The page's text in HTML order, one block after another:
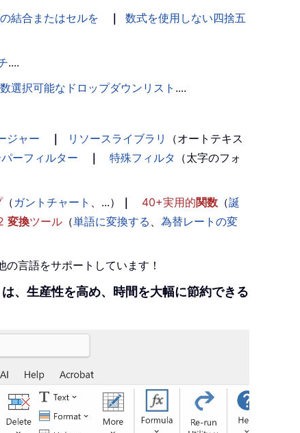
結合またはセルを ｜
数式を使用しない四捨五
....
選択可能なドロップダウンリスト ....
ジャー ｜ リソースライブラリ
（オートテキス
ーフィルター ｜ 特殊フィルタ （太字のフォ
（ ガントチャート 、...） ｜ 40+実用的関数 （誕
変換ツール （単語に変換する 、 為替レートの変
言語をサポートしています！
、生産性を高め、時間を大幅に節約できる